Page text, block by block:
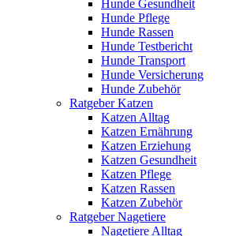
Hunde Gesundheit
Hunde Pflege
Hunde Rassen
Hunde Testbericht
Hunde Transport
Hunde Versicherung
Hunde Zubehör
Ratgeber Katzen
Katzen Alltag
Katzen Ernährung
Katzen Erziehung
Katzen Gesundheit
Katzen Pflege
Katzen Rassen
Katzen Zubehör
Ratgeber Nagetiere
Nagetiere Alltag